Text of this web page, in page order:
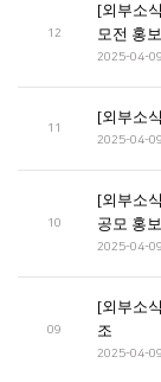
12
[외부소
모전 홍보
2025-04-
11
[외부소
2025-04-
10
[외부소
공모 홍보
2025-04-
09
[외부소
조
2025-04-